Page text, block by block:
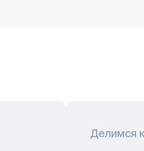
Делимся